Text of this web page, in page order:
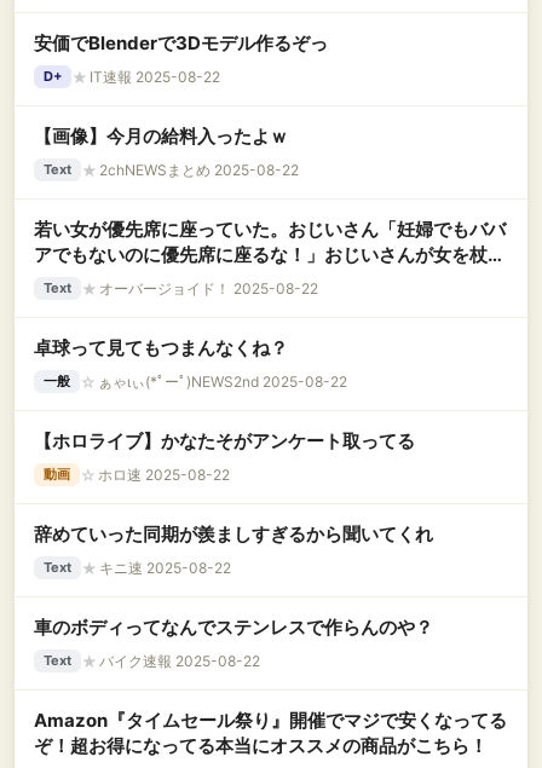
安価でBlenderで3Dモデル作るぞっ
D+ ★ IT速報 2025-08-22
【画像】今月の給料入ったよｗ
Text ★ 2chNEWSまとめ 2025-08-22
若い女が優先席に座っていた。おじいさん「妊婦でもババ
アでもないのに優先席に座るな！」おじいさんが女を杖で
攻撃！ 女「お前になにがわかる！うわぁぁぁぁ..！」私
Text ★ オーバージョイド！ 2025-08-22
卓球って見てもつまんなくね？
一般 ☆ ぁゃιぃ(*ﾟーﾟ)NEWS2nd 2025-08-22
【ホロライブ】かなたそがアンケート取ってる
動画 ☆ ホロ速 2025-08-22
辞めていった同期が羨ましすぎるから聞いてくれ
Text ★ キニ速 2025-08-22
車のボディってなんでステンレスで作らんのや？
Text ★ バイク速報 2025-08-22
Amazon『タイムセール祭り』開催でマジで安くなってる
ぞ！超お得になってる本当にオススメの商品がこちら！